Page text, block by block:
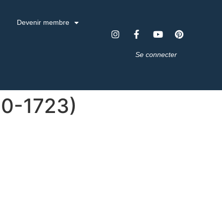
Devenir membre
Se connecter
1723)